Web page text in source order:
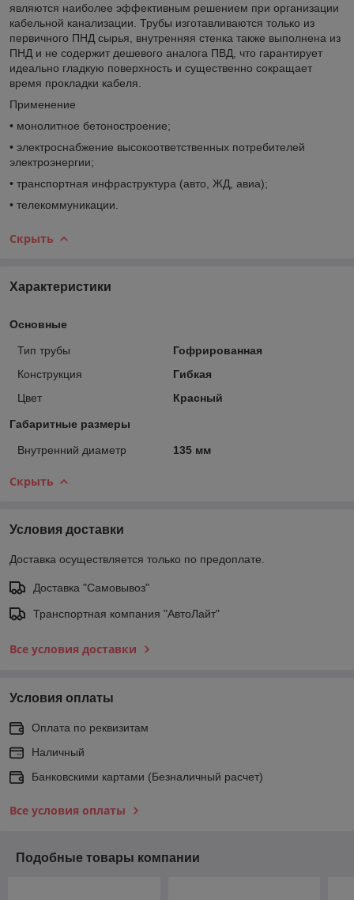
являются наиболее эффективным решением при организации
кабельной канализации. Трубы изготавливаются только из
первичного ПНД сырья, внутренняя стенка также выполнена из
ПНД и не содержит дешевого аналога ПВД, что гарантирует
идеально гладкую поверхность и существенно сокращает
время прокладки кабеля.
Применение
• монолитное бетоностроение;
• электроснабжение высокоответственных потребителей
электроэнергии;
• транспортная инфраструктура (авто, ЖД, авиа);
• телекоммуникации.
Скрыть
Характеристики
Основные
Тип трубы
Гофрированная
Конструкция
Гибкая
Цвет
Красный
Габаритные размеры
Внутренний диаметр 135 мм
Скрыть
Условия доставки
Доставка осуществляется только по предоплате.
Доставка "Самовывоз"
Транспортная компания "АвтоЛайт"
Все условия доставки
Условия оплаты
Оплата по реквизитам
Наличный
Банковскими картами (Безналичный расчет)
Все условия оплаты
Подобные товары компании